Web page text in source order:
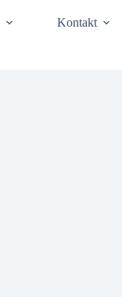
Kontakt